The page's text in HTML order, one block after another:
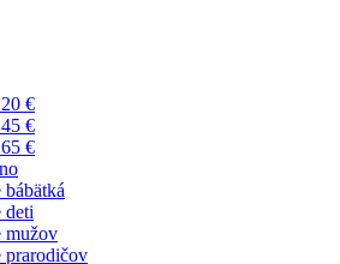
€
€
€
deti
mužov
prarodičov